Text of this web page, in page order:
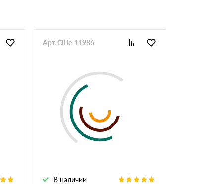
В наличии
Арт. CilTe-11986